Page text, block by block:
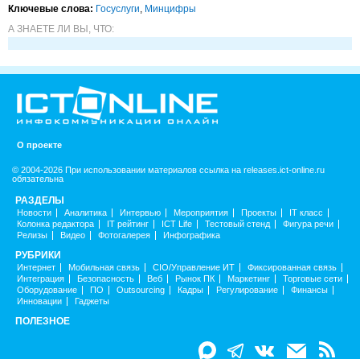
Ключевые слова: Госуслуги, Минцифры
А ЗНАЕТЕ ЛИ ВЫ, ЧТО:
О проекте
© 2004-2026 При использовании материалов ссылка на releases.ict-online.ru
обязательна
РАЗДЕЛЫ
Новости Аналитика Интервью Мероприятия Проекты
IT класс
Колонка редактора
IT рейтинг ICT Life Тестовый стенд
Фигура речи
Релизы
Видео Фотогалерея Инфографика
РУБРИКИ
Интернет Мобильная связь CIO/Управление ИТ
Фиксированная связь
Интеграция
Безопасность Веб Рынок ПК Маркетинг
Торговые сети
Оборудование
ПО Outsourcing Кадры Регулирование
Финансы
Инновации
Гаджеты
ПОЛЕЗНОЕ